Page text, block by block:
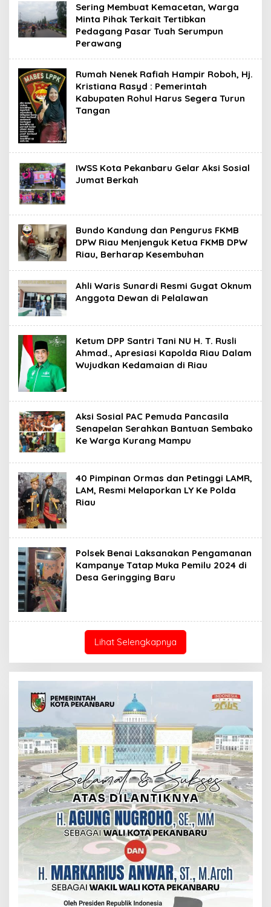
Sering Membuat Kemacetan, Warga
Minta Pihak Terkait Tertibkan
Pedagang Pasar Tuah Serumpun
Perawang
Rumah Nenek Rafiah Hampir Roboh, Hj.
Kristiana Rasyd : Pemerintah
Kabupaten Rohul Harus Segera Turun
Tangan
IWSS Kota Pekanbaru Gelar Aksi Sosial
Jumat Berkah
Bundo Kandung dan Pengurus FKMB
DPW Riau Menjenguk Ketua FKMB DPW
Riau, Berharap Kesembuhan
Ahli Waris Sunardi Resmi Gugat Oknum
Anggota Dewan di Pelalawan
Ketum DPP Santri Tani NU H. T. Rusli
Ahmad., Apresiasi Kapolda Riau Dalam
Wujudkan Kedamaian di Riau
Aksi Sosial PAC Pemuda Pancasila
Senapelan Serahkan Bantuan Sembako
Ke Warga Kurang Mampu
40 Pimpinan Ormas dan Petinggi LAMR,
LAM, Resmi Melaporkan LY Ke Polda
Riau
Polsek Benai Laksanakan Pengamanan
Kampanye Tatap Muka Pemilu 2024 di
Desa Geringging Baru
Lihat Selengkapnya